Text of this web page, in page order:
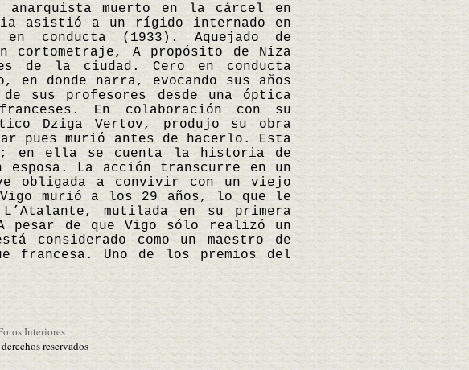
muerto en la cárcel en
asistió a un rígido internado en
conducta (1933). Aquejado de
cortometraje, A propósito de Niza
de la ciudad. Cero en conducta
en donde narra, evocando sus años
sus profesores desde una óptica
En colaboración con su
Dziga Vertov, produjo su obra
pues murió antes de hacerlo. Esta
en ella se cuenta la historia de
La acción transcurre en un
obligada a convivir con un viejo
murió a los 29 años, lo que le
mutilada en su primera
de que Vigo sólo realizó un
considerado como un maestro de
francesa. Uno de los premios del
Interiores
reservados